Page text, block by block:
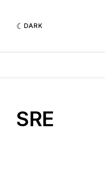
DARK
SRE